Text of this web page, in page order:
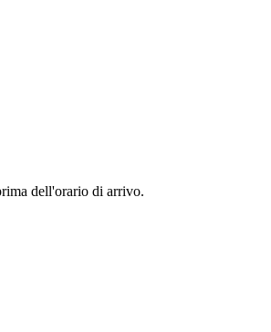
dell'orario di arrivo.